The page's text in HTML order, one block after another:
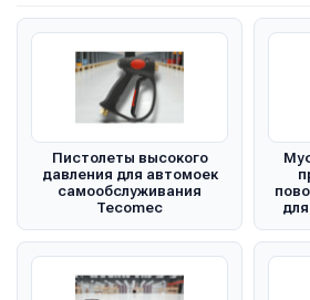
Пистолеты высокого
давления для автомоек
самообслуживания
Tecomec